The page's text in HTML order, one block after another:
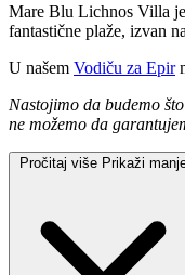
Mare Blu Lichnos Villa
fantastične plaže, izvan
U našem Vodiču za Epir
Nastojimo da budemo
ne možemo da
Pročitaj više Prikaži